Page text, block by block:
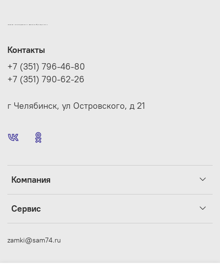
Компания
Сервис
Контакты
+7 (351) 796-46-80
+7 (351) 790-62-26
г Челябинск, ул Островского, д 21
zamki@sam74.ru